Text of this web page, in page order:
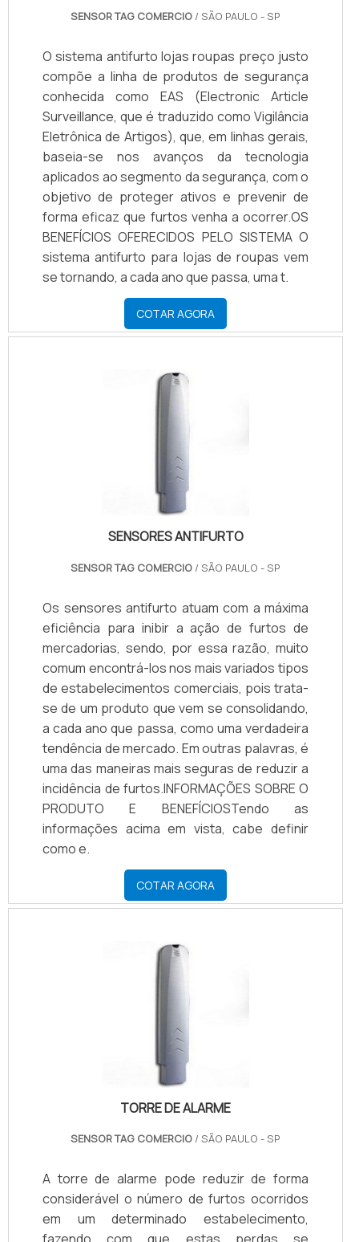
SENSOR TAG COMERCIO / SÃO PAULO - SP
O sistema antifurto lojas roupas preço justo
compõe a linha de produtos de segurança
conhecida como EAS (Electronic Article
Surveillance, que é traduzido como Vigilância
Eletrônica de Artigos), que, em linhas gerais,
baseia-se nos avanços da tecnologia
aplicados ao segmento da segurança, com o
objetivo de proteger ativos e prevenir de
forma eficaz que furtos venha a ocorrer.OS
BENEFÍCIOS OFERECIDOS PELO SISTEMA O
sistema antifurto para lojas de roupas vem
se tornando, a cada ano que passa, uma t.
COTAR AGORA
SENSORES ANTIFURTO
SENSOR TAG COMERCIO / SÃO PAULO - SP
Os sensores antifurto atuam com a máxima
eficiência para inibir a ação de furtos de
mercadorias, sendo, por essa razão, muito
comum encontrá-los nos mais variados tipos
de estabelecimentos comerciais, pois trata-
se de um produto que vem se consolidando,
a cada ano que passa, como uma verdadeira
tendência de mercado. Em outras palavras, é
uma das maneiras mais seguras de reduzir a
incidência de furtos.INFORMAÇÕES SOBRE O
PRODUTO E BENEFÍCIOSTendo as
informações acima em vista, cabe definir
como e.
COTAR AGORA
TORRE DE ALARME
SENSOR TAG COMERCIO / SÃO PAULO - SP
A torre de alarme pode reduzir de forma
considerável o número de furtos ocorridos
em um determinado estabelecimento,